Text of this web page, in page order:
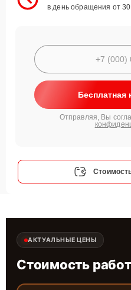
в день обращения от
Бесплатная
Отправляя, Вы
АКТУАЛЬНЫЕ ЦЕНЫ
Стоимость работ